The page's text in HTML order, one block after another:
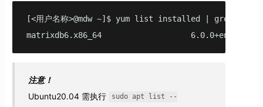
[<用户名称>@mdw ~]$ yum list installed | grep
matrixdb6.x86_64
注意！
Ubuntu20.04 需执行
sudo apt list --